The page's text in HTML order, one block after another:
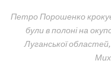
Петро Порошенко крокує
були в полоні на
Луганської